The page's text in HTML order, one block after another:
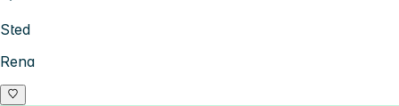
Sted
Rena